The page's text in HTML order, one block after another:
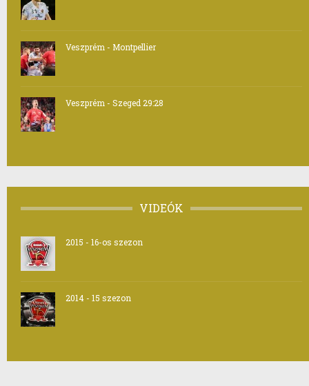
Veszprém - Montpellier
Veszprém - Szeged 29:28
VIDEÓK
2015 - 16-os szezon
2014 - 15 szezon